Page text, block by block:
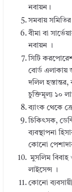
নবায়ন।
সমবায় সমিতির
বীমা বা
নবায়ন ।
সিটি
বোর্ড এলাকায়
দলিল হস্তান্তর,
চুক্তিমূল্য ১০
ব্যাংক থেকে
চিকিৎসক,
ব্যবস্থাপনা
কোনো
মুসলিম বিবাহ
লাইসেন্স ।
কোনো